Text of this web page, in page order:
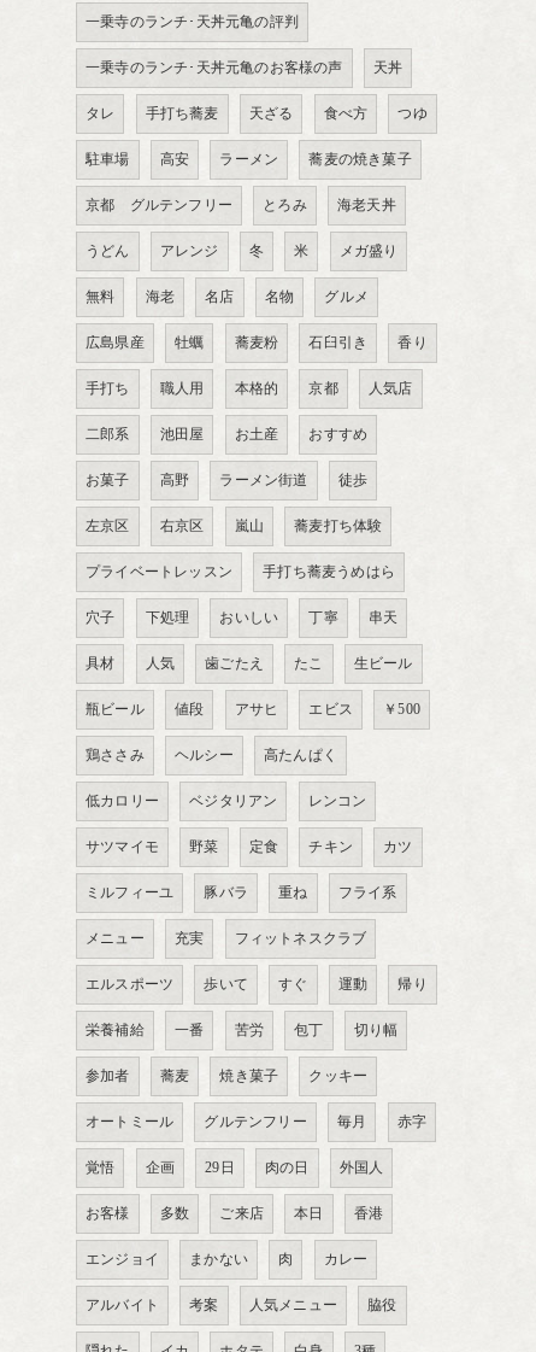
一乗寺のランチ･天丼元亀の評判
一乗寺のランチ･天丼元亀のお客様の声 天丼
タレ 手打ち蕎麦 天ざる 食べ方 つゆ
駐車場 高安 ラーメン 蕎麦の焼き菓子
京都 グルテンフリー とろみ 海老天丼
うどん アレンジ 冬 米 メガ盛り
無料 海老 名店 名物 グルメ
広島県産 牡蠣 蕎麦粉 石臼引き 香り
手打ち 職人用 本格的 京都 人気店
二郎系 池田屋 お土産 おすすめ
お菓子 高野 ラーメン街道 徒歩
左京区 右京区 嵐山 蕎麦打ち体験
プライベートレッスン 手打ち蕎麦うめはら
穴子 下処理 おいしい 丁寧 串天
具材 人気 歯ごたえ たこ 生ビール
瓶ビール 値段 アサヒ エビス ￥500
鶏ささみ ヘルシー 高たんぱく
低カロリー ベジタリアン レンコン
サツマイモ 野菜 定食 チキン カツ
ミルフィーユ 豚バラ 重ね フライ系
メニュー 充実 フィットネスクラブ
エルスポーツ 歩いて すぐ 運動 帰り
栄養補給 一番 苦労 包丁 切り幅
参加者 蕎麦 焼き菓子 クッキー
オートミール グルテンフリー 毎月 赤字
覚悟 企画 29日 肉の日 外国人
お客様 多数 ご来店 本日 香港
エンジョイ まかない 肉 カレー
アルバイト 考案 人気メニュー 脇役